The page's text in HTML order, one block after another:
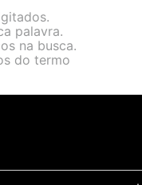
um item em nossa
o nosso aviso de
palavra.
na busca.
do termo